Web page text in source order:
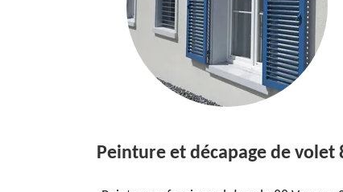
Peinture et décapage de volet 88